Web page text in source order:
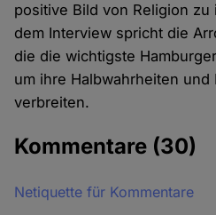
positive Bild von Religion zu
dem Interview spricht die
die die wichtigste
um ihre Halbwahrheiten und
verbreiten.
Kommentare (30)
Netiquette für Kommentare